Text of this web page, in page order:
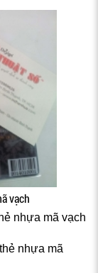
vạch
nhựa mã vạch
nhựa mã